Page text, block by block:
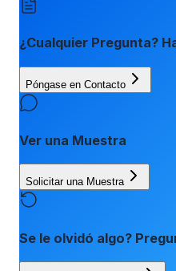
¿Cualquier Pregunta?
Póngase en Contacto
Ver una Muestra
Solicitar una Muestra
Se le olvidó algo?